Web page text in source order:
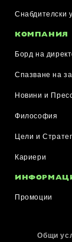
Снабдителски
КОМПАНИЯ
Борд на
Спазване на
Новини и
Философия
Цели и
Кариери
Промоции
Общи